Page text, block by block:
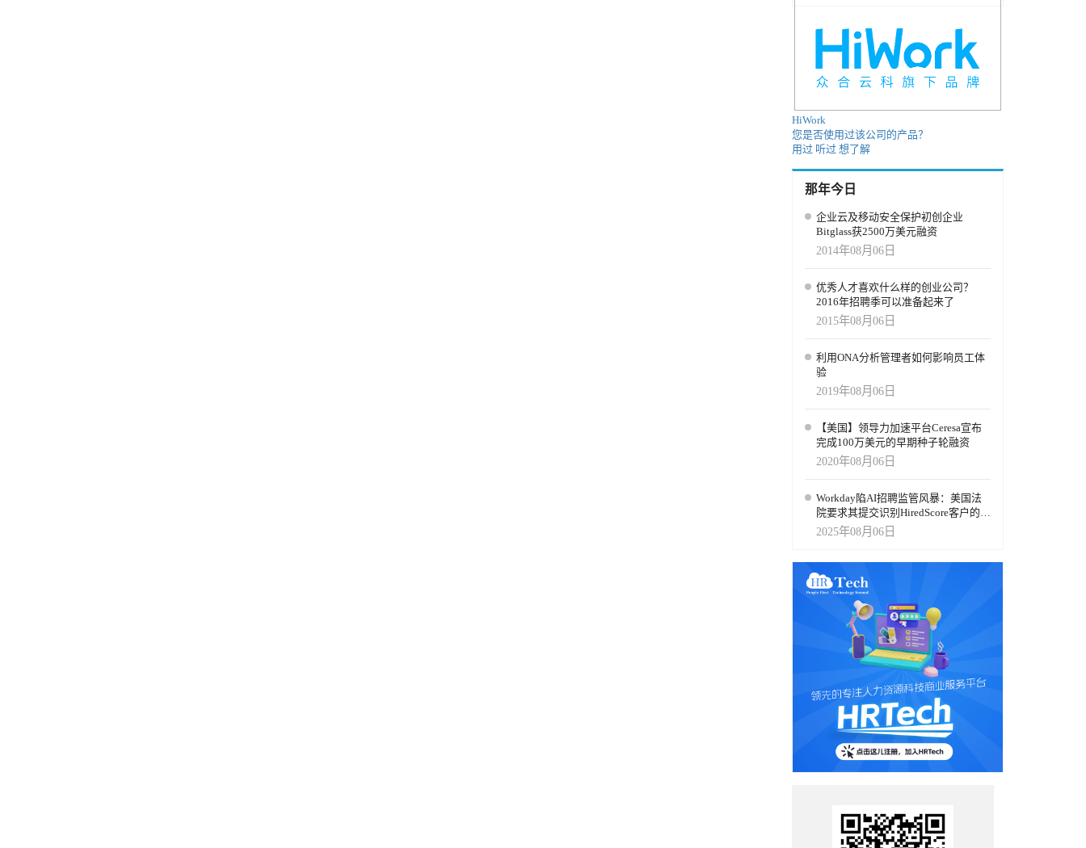
HiWork
您是否使用过该公司的产品？
用过 听过 想了解
那年今日
企业云及移动安全保护初创企业
Bitglass获2500万美元融资
2014年08月06日
优秀人才喜欢什么样的创业公司？
2016年招聘季可以准备起来了
2015年08月06日
利用ONA分析管理者如何影响员工体
验
2019年08月06日
【美国】领导力加速平台Ceresa宣布
完成100万美元的早期种子轮融资
2020年08月06日
Workday陷AI招聘监管风暴：美国法
院要求其提交识别HiredScore客户的时
间表
2025年08月06日